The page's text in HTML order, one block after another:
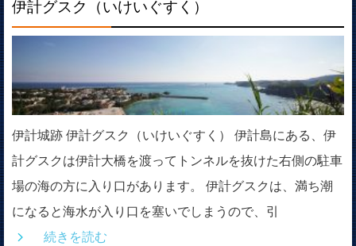
伊計グスク（いけいぐすく）
伊計城跡 伊計グスク（いけいぐすく） 伊計島にある、伊
計グスクは伊計大橋を渡ってトンネルを抜けた右側の駐車
場の海の方に入り口があります。 伊計グスクは、満ち潮
になると海水が入り口を塞いでしまうので、引
続きを読む